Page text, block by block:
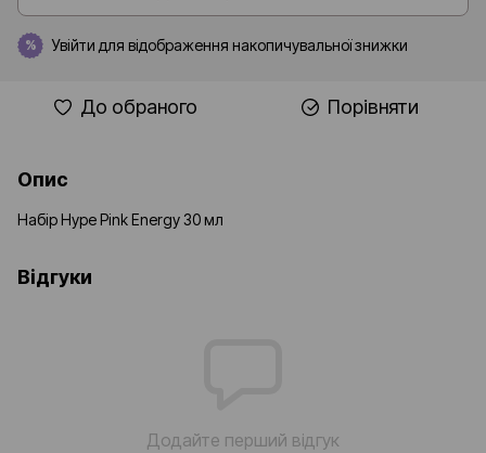
% Увійти для відображення накопичувальної знижки
До обраного Порівняти
Опис
Набір Hype Pink Energy 30 мл
Відгуки
Додайте перший відгук